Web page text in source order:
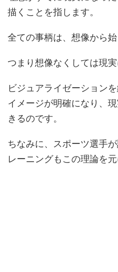
描くことを指します。
全ての事柄は、想像から始
つまり想像なくしては現
ビジュアライゼーション
イメージが明確になり、
きるのです。
ちなみに、スポーツ選手
レーニングもこの理論を元